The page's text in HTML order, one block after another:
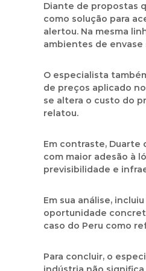
Diante de propostas
como solução para
alertou. Na mesma
ambientes de
O especialista
de preços aplicado
se altera o custo do
relatou.
Em contraste, Duarte
com maior adesão à
previsibilidade e
Em sua análise,
oportunidade
caso do Peru como
Para concluir, o